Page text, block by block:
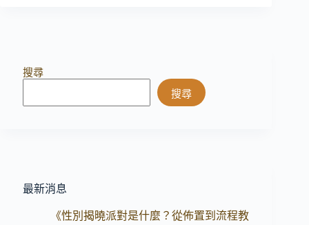
搜尋
搜尋
最新消息
《性別揭曉派對是什麼？從佈置到流程教